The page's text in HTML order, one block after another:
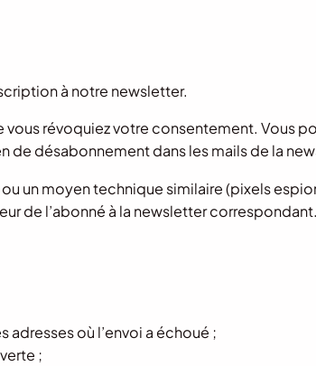
à notre newsletter.
vous révoquiez votre consentement. Vous
de désabonnement dans les mails de la
un moyen technique similaire (pixels
de l’abonné à la newsletter
adresses où l’envoi a échoué ;
;